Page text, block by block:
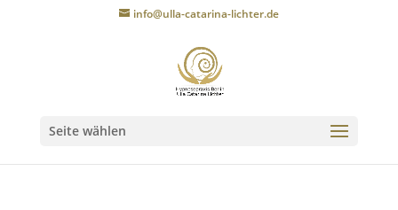
info@ulla-catarina-lichter.de
Seite wählen